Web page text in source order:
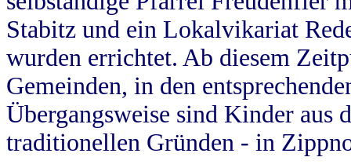
Stabitz und ein Lokalvikariat
wurden errichtet. Ab diesem
Gemeinden, in den
Übergangsweise sind Kinder aus
traditionellen Gründen - in